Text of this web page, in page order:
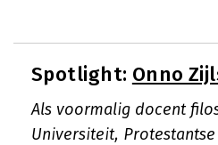
Spotlight: Onno
Als voormalig docent
Universiteit,